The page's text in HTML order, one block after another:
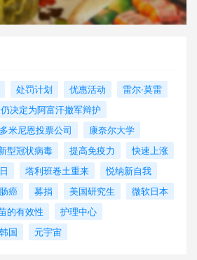
处罚计划 优惠活动
雷尔·莫雷
决定为阿富汗撤军辩护
多米尼恩投票公司
康奈尔大学
型冠状病毒 提高免疫力
快速上涨
塔利班卷土重来
悦纳新自我
癌 募捐 美国研究生
微软日本
的有效性
护理中心
韩国 元宇宙